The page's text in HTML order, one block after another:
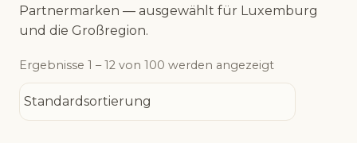
Partnermarken — ausgewählt für Luxemburg
und die Großregion.
Ergebnisse 1 – 12 von 100 werden angezeigt